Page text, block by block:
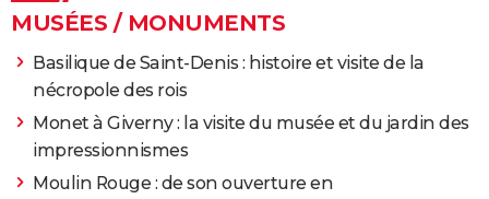
Musee de la tapisserie de bayeux
MUSÉES / MONUMENTS
Basilique de Saint-Denis : histoire et visite de la
nécropole des rois
Monet à Giverny : la visite du musée et du jardin des
impressionnismes
Moulin Rouge : de son ouverture en